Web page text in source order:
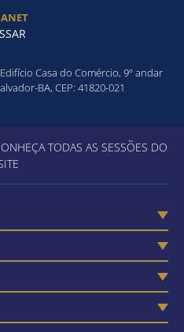
Casa do Comércio, 9º andar
BA, CEP: 41820-021
TODAS AS SESSÕES DO